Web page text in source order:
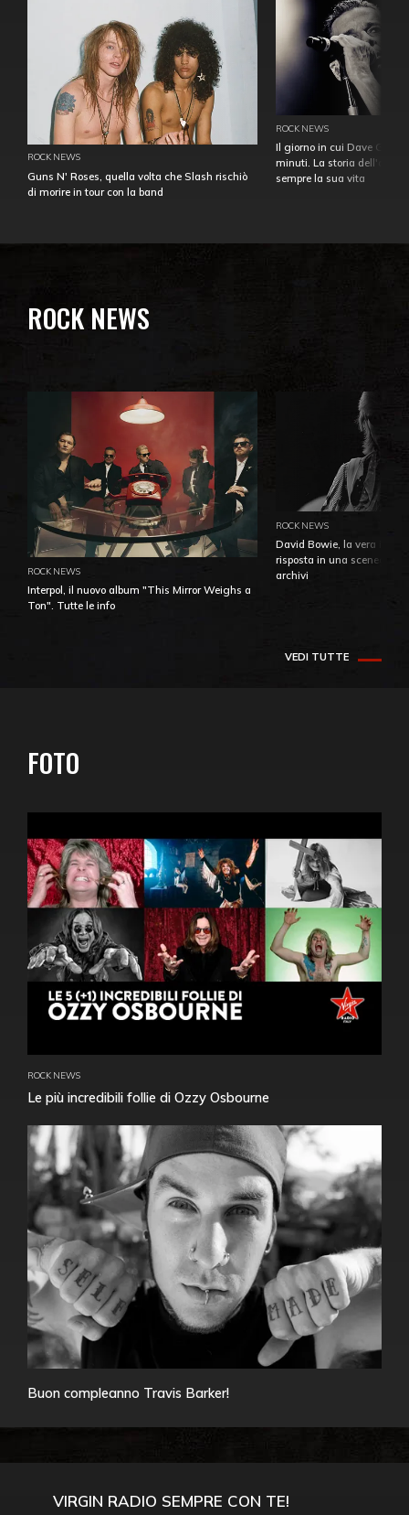
ROCK NEWS
Guns N' Roses, quella volta che Slash rischiò
di morire in tour con la band
ROCK NEWS
Il giorno in cui Dave
minuti. La storia
sempre la sua vita
ROCK NEWS
ROCK NEWS
Interpol, il nuovo album "This Mirror Weighs a
Ton". Tutte le info
ROCK NEWS
David Bowie, la vera
risposta in una
archivi
VEDI TUTTE
FOTO
ROCK NEWS
Le più incredibili follie di Ozzy Osbourne
Buon compleanno Travis Barker!
VIRGIN RADIO SEMPRE CON TE!